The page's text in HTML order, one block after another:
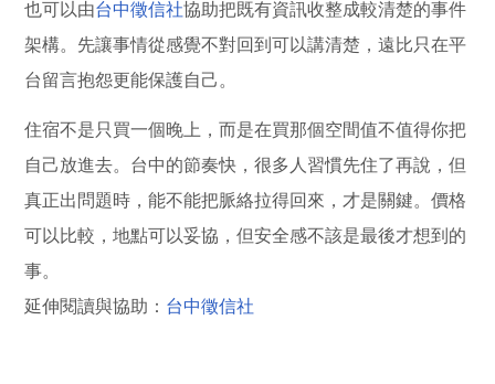
也可以由台中徵信社協助把既有資訊收整成較清楚的事件
架構。先讓事情從感覺不對回到可以講清楚，遠比只在平
台留言抱怨更能保護自己。
住宿不是只買一個晚上，而是在買那個空間值不值得你把
自己放進去。台中的節奏快，很多人習慣先住了再說，但
真正出問題時，能不能把脈絡拉得回來，才是關鍵。價格
可以比較，地點可以妥協，但安全感不該是最後才想到的
事。
延伸閱讀與協助： 台中徵信社